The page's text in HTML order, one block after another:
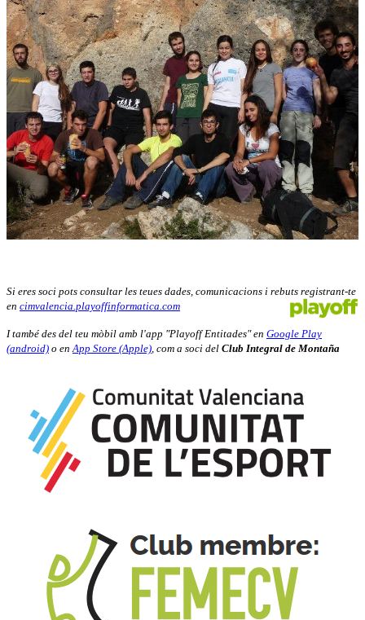
Si eres soci pots consultar les teues dades, comunicacions i rebuts registrant-te
en cimvalencia.playoffinformatica.com
I també des del teu mòbil amb l'app "Playoff Entitades" en Google Play
(android) o enApp Store (Apple), com a soci del Club Integral de Montaña